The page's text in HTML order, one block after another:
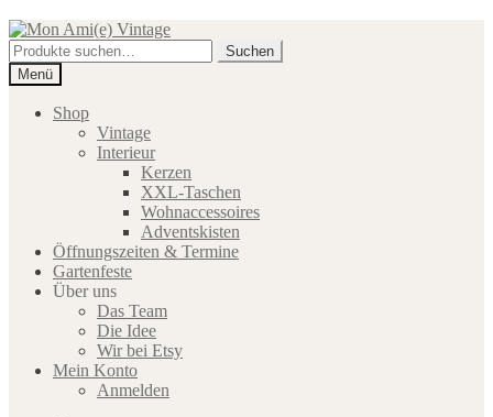
Zur
Navigation
springen
Zum
Inhalt
springen
Suche
nach:
Suchen
Menü
Shop
Vintage
Interieur
Kerzen
XXL-Taschen
Wohnaccessoires
Adventskisten
Öffnungszeiten & Termine
Gartenfeste
Über uns
Das Team
Die Idee
Wir bei Etsy
Mein Konto
Anmelden